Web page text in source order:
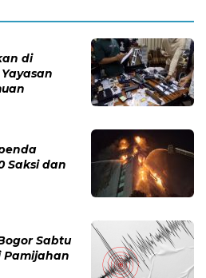
di
Saksi dan
Sabtu
Pamijahan